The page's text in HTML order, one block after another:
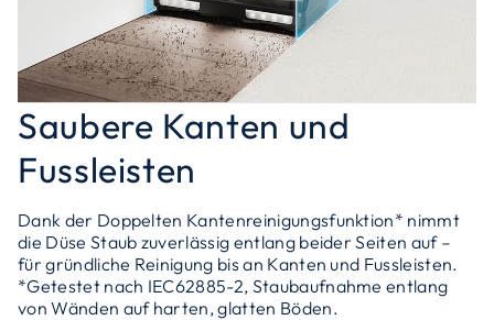
Saubere Kanten und
Fussleisten
Dank der Doppelten Kantenreinigungsfunktion* nimmt
die Düse Staub zuverlässig entlang beider Seiten auf –
für gründliche Reinigung bis an Kanten und Fussleisten.
*Getestet nach IEC62885-2, Staubaufnahme entlang
von Wänden auf harten, glatten Böden.